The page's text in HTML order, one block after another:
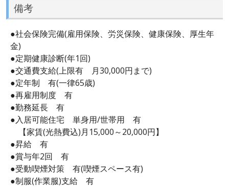
備考
●社会保険完備(雇用保険、労災保険、健康保険、厚生年
金)
●定期健康診断(年1回)
●交通費支給(上限有 月30,000円まで)
●定年制 有(一律65歳)
●再雇用制度 有
●勤務延長 有
●入居可能住宅 単身用/世帯用 有
【家賃(光熱費込)月15,000～20,000円】
●昇給 有
●賞与年2回 有
●受動喫煙対策 有(喫煙スペース有)
●制服(作業服)支給 有